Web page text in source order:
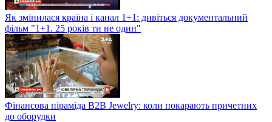
Як змінилася країна і канал 1+1: дивіться документальний
фільм "1+1. 25 років ти не один"
Фінансова піраміда B2B Jewelry: коли покарають причетних
до оборудки